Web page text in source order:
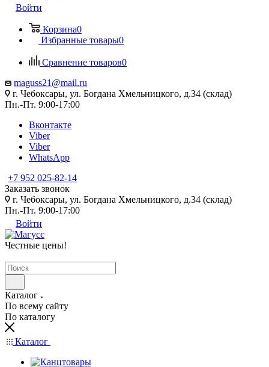
Войти
Корзина0
Избранные товары0
Сравнение товаров0
maguss21@mail.ru
г. Чебоксары, ул. Богдана Хмельницкого, д.34 (склад)
Пн.-Пт. 9:00-17:00
Вконтакте
Viber
Viber
WhatsApp
+7 952 025-82-14
Заказать звонок
г. Чебоксары, ул. Богдана Хмельницкого, д.34 (склад)
Пн.-Пт. 9:00-17:00
Войти
Честные цены!
Каталог
По всему сайту
По каталогу
Каталог